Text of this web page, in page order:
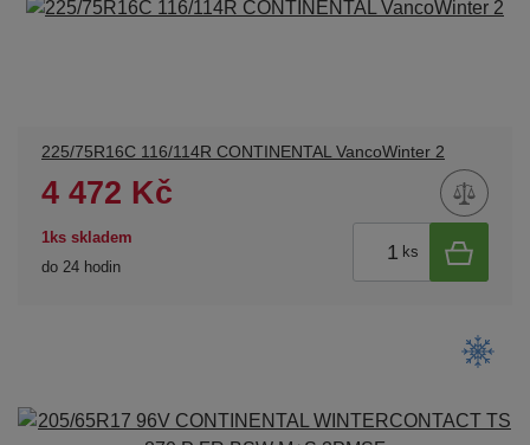
225/75R16C 116/114R CONTINENTAL VancoWinter 2
4 472 Kč
1ks skladem
do 24 hodin
ks